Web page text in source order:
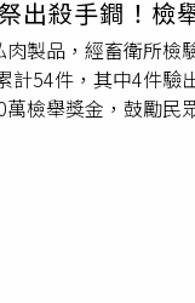
商、證人6人，並認
1項第4款圖利等罪
新臺幣（下同）20
備產出之廢污泥，
境品質，造成民怨
與健康，並在此呼
出殺手鐧！檢
製品，經畜衛所
計54件，其中4件
檢舉獎金，鼓勵
肉品並送家衛所檢
頭數約547萬頭，